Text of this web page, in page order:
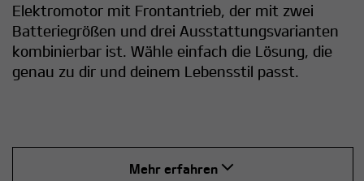
Elektromotor mit Frontantrieb, der mit zwei
Batteriegrößen und drei Ausstattungsvarianten
kombinierbar ist. Wähle einfach die Lösung, die
genau zu dir und deinem Lebensstil passt.
Mehr erfahren